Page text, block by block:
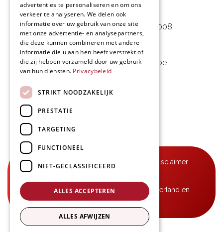
L&D Foodpartner BV
Noorwegenstraat 29D, Haven 8008,
9940 Evergem, BE
09 253 49 57- mail@delmo.be
Volg ons
© Delmo 2026-Privacyverklaring
Disclaimer
B2B-leveringen in België, Frankrijk, Nederland en
advertenties te personaliseren en om ons
verkeer te analyseren. We delen ook
informatie over uw gebruik van onze site
met onze advertentie- en analysepartners,
die deze kunnen combineren met andere
informatie die u aan hen heeft verstrekt of
die zij hebben verzameld door uw gebruik
van hun diensten. Privacybeleid
STRIKT NOODZAKELIJK
PRESTATIE
TARGETING
FUNCTIONEEL
NIET-GECLASSIFICEERD
ALLES ACCEPTEREN
ALLES AFWIJZEN